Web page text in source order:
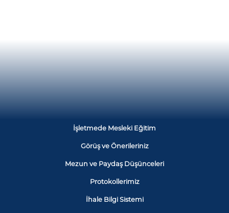
İşletmede Mesleki Eğitim
Görüş ve Önerileriniz
Mezun ve Paydaş Düşünceleri
Protokollerimiz
İhale Bilgi Sistemi